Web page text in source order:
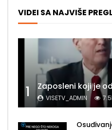
VIDEI SA NAJVIŠE
1 Zaposleni koji je
VISETV_ADMIN